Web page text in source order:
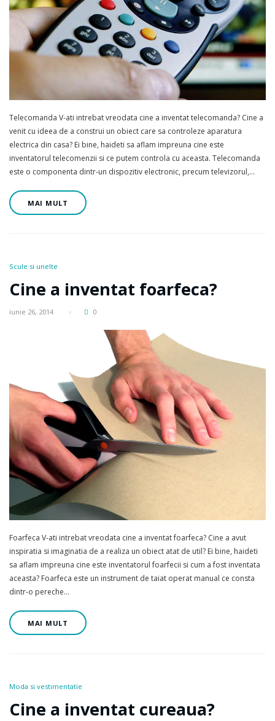
Telecomanda V-ati intrebat vreodata cine a inventat telecomanda? Cine a
venit cu ideea de a construi un obiect care sa controleze aparatura
electrica din casa? Ei bine, haideti sa aflam impreuna cine este
inventatorul telecomenzii si ce putem controla cu aceasta. Telecomanda
este o componenta dintr-un dispozitiv electronic, precum televizorul,…
MAI MULT
Scule si unelte
Cine a inventat foarfeca?
iunie 26, 2014 0
Foarfeca V-ati intrebat vreodata cine a inventat foarfeca? Cine a avut
inspiratia si imaginatia de a realiza un obiect atat de util? Ei bine, haideti
sa aflam impreuna cine este inventatorul foarfecii si cum a fost inventata
aceasta? Foarfeca este un instrument de taiat operat manual ce consta
dintr-o pereche…
MAI MULT
Moda si vestimentatie
Cine a inventat cureaua?